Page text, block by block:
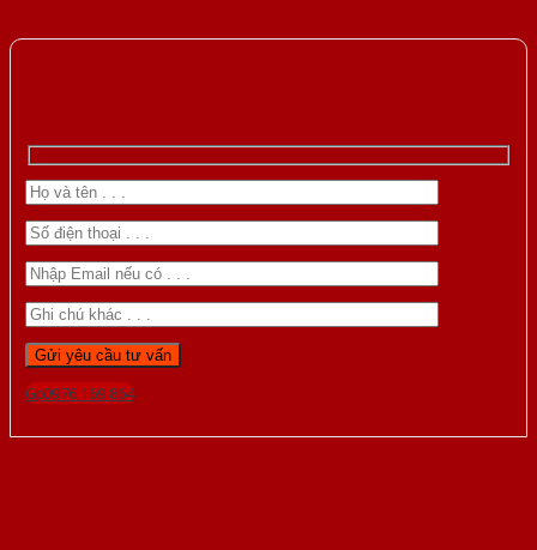
Gọi 0976.169.864